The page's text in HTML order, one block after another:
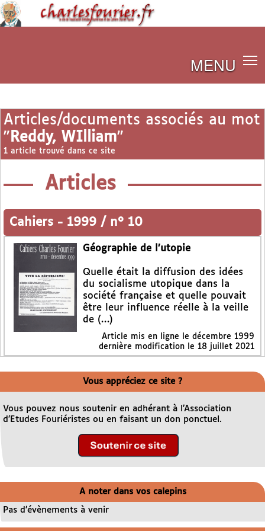
MENU
Articles/documents associés au mot
" Reddy, WIlliam"
1 article trouvé dans ce site
Articles
Cahiers - 1999 / n° 10
Géographie de l’utopie
Quelle était la diffusion des idées
du socialisme utopique dans la
société française et quelle pouvait
être leur influence réelle à la veille
de (…)
Article mis en ligne le décembre 1999
dernière modification le 18 juillet 2021
Vous appréciez ce site ?
Vous pouvez nous soutenir en adhérant à l’Association
d’Etudes Fouriéristes ou en faisant un don ponctuel.
A noter dans vos calepins
Pas d’évènements à venir